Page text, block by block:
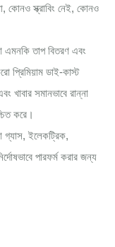
কোনও স্ক্রাবিং নেই, কোনও
এমনকি তাপ বিতরণ এবং
প্রিমিয়াম ডাই-কাস্ট
খাবার সমানভাবে রান্না
করে।
গ্যাস, ইলেকট্রিক,
পারফর্ম করার জন্য